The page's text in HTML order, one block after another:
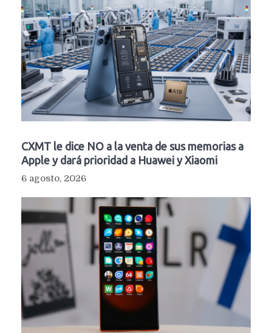
CXMT le dice NO a la venta de sus memorias a
Apple y dará prioridad a Huawei y Xiaomi
6 agosto, 2026